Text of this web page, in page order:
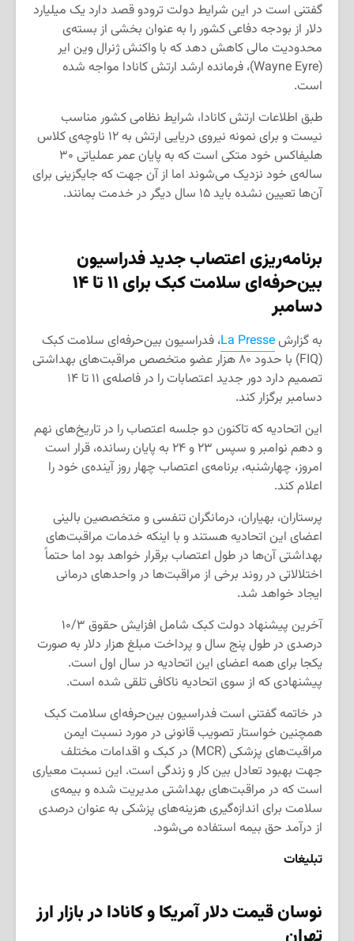
گفتنی است در این شرایط دولت ترودو قصد دارد یک میلیارد
دلار از بودجه دفاعی کشور را به عنوان بخشی از بسته‌ی
محدودیت مالی کاهش دهد که با واکنش ژنرال وین ایر
(Wayne Eyre)، فرمانده ارشد ارتش کانادا مواجه شده
است.
طبق اطلاعات ارتش کانادا، شرایط نظامی کشور مناسب
نیست و برای نمونه نیروی دریایی ارتش به ۱۲ ناوچه‌ی کلاس
هلیفاکس خود متکی است که به پایان عمر عملیاتی ۳۰
ساله‌ی خود نزدیک می‌شوند اما از آن جهت که جایگزینی برای
آن‌ها تعیین نشده باید ۱۵ سال دیگر در خدمت بمانند.
برنامه‌ریزی اعتصاب جدیدفدراسیون
بین‌حرفه‌ای سلامت کبکبرای۱۱ تا ۱۴
دسامبر
به گزارشLa Presse، فدراسیون بین‌حرفه‌ای سلامت کبک
(FIQ) با حدود ۸۰ هزار عضو متخصص مراقبت‌های بهداشتی
تصمیم دارد دور جدید اعتصابات را در فاصله‌ی ۱۱ تا ۱۴
دسامبر برگزار کند.
این اتحادیه که تاکنون دو جلسه اعتصاب را در تاریخ‌های نهم
و دهم نوامبر و سپس ۲۳ و ۲۴ به پایان رسانده، قرار است
امروز، چهارشنبه، برنامه‌ی اعتصاب چهار روز آینده‌ی خود را
اعلام کند.
پرستاران، بهیاران، درمانگران تنفسی و متخصصین بالینی
اعضای این اتحادیه هستند و با اینکه خدمات مراقبت‌های
بهداشتی آن‌ها در طول اعتصاب برقرار خواهد بود اما حتماً
اختلالاتی در روند برخی از مراقبت‌ها در واحدهای درمانی
ایجاد خواهد شد.
آخرین پیشنهاد دولت کبک شامل افزایش حقوق ۱۰/۳
درصدی در طول پنج سال و پرداخت مبلغ هزار دلار به صورت
یکجا برای همه اعضای این اتحادیه در سال اول است.
پیشنهادی که از سوی اتحادیه ناکافی تلقی شده است.
در خاتمه گفتنی است فدراسیون بین‌حرفه‌ای سلامت کبک
همچنین خواستار تصویب قانونی در مورد نسبت‌ ایمن
مراقبت‌های پزشکی (MCR) در کبک و اقدامات مختلف
جهت بهبود تعادل بین کار و زندگی است. این نسبت معیاری
است که در مراقبت‌های بهداشتی مدیریت شده و بیمه‌ی
سلامت برای اندازه‌گیری هزینه‌های پزشکی به عنوان درصدی
از درآمد حق بیمه استفاده می‌شود.
تبلیغات
نوسان قیمت دلار آمریکا و کانادا در بازار ارز